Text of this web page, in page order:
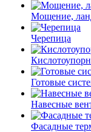
Мощение,
Черепица
Готовые
Навесные
Фасадные